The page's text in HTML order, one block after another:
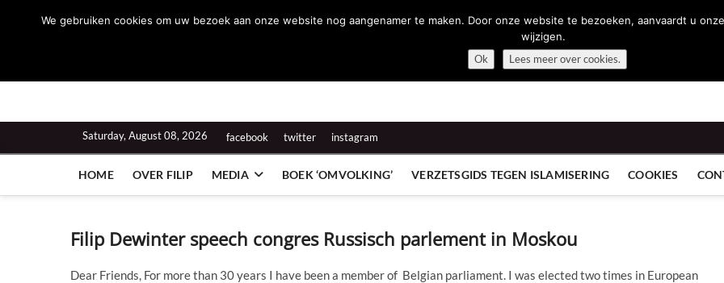
Saturday, August 08, 2026 facebook twitter instagram
HOME OVER FILIP MEDIA BOEK ‘OMVOLKING’ VERZETSGIDS TEGEN ISLAMISERING COOKIES
Filip Dewinter speech congres Russisch parlement in Moskou
Dear Friends, For more than 30 years I have been a member of Belgian parliament. I was elected two times in European
We gebruiken cookies om uw bezoek aan onze website nog aangenamer te maken. Door onze website te bezoeken, aanvaardt u
wijzigen.
Ok
Lees meer over cookies.